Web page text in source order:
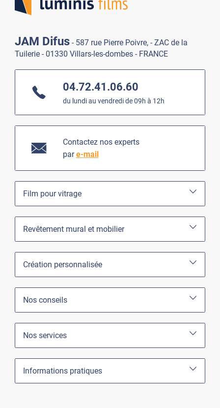
JAM Difus - 587 rue Pierre Poivre, - ZAC de la
Tuilerie - 01330 Villars-les-dombes - FRANCE
04.72.41.06.60
du lundi au vendredi de 09h à 12h
Contactez nos experts
pare-mail
Film pour vitrage
Revêtement mural et mobilier
Création personnalisée
Nos conseils
Nos services
Informations pratiques